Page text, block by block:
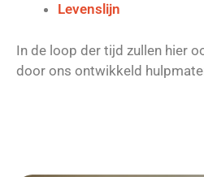
Levenslijn
In de loop der tijd zullen hier
door ons ontwikkeld